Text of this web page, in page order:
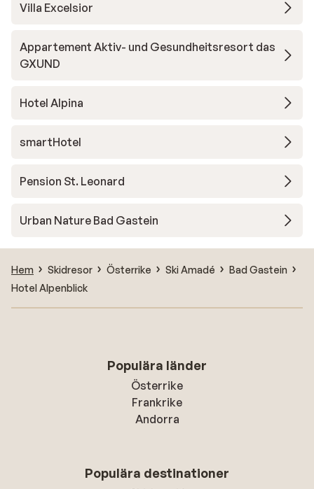
Villa Excelsior
Appartement Aktiv- und Gesundheitsresort das
GXUND
Hotel Alpina
smartHotel
Pension St. Leonard
Urban Nature Bad Gastein
Hem Skidresor Österrike Ski Amadé
Bad Gastein
Hotel Alpenblick
Populära länder
Österrike
Frankrike
Andorra
Populära destinationer